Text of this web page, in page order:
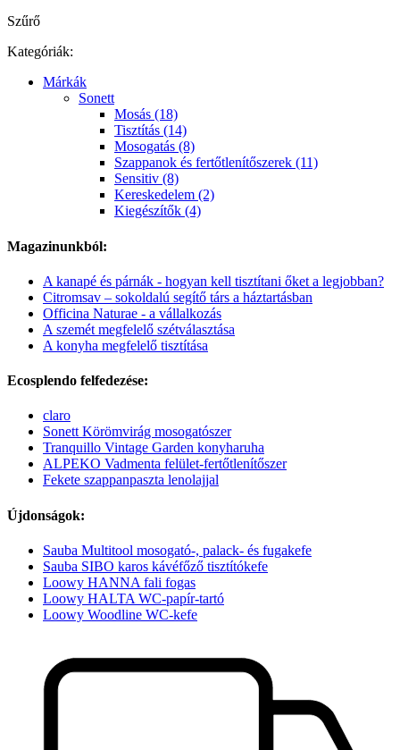
Szűrő
Kategóriák:
Márkák
Sonett
Mosás (18)
Tisztítás (14)
Mosogatás (8)
Szappanok és fertőtlenítőszerek (11)
Sensitiv (8)
Kereskedelem (2)
Kiegészítők (4)
Magazinunkból:
A kanapé és párnák - hogyan kell tisztítani őket a legjobban?
Citromsav – sokoldalú segítő társ a háztartásban
Officina Naturae - a vállalkozás
A szemét megfelelő szétválasztása
A konyha megfelelő tisztítása
Ecosplendo felfedezése:
claro
Sonett Körömvirág mosogatószer
Tranquillo Vintage Garden konyharuha
ALPEKO Vadmenta felület-fertőtlenítőszer
Fekete szappanpaszta lenolajjal
Újdonságok:
Sauba Multitool mosogató-, palack- és fugakefe
Sauba SIBO karos kávéfőző tisztítókefe
Loowy HANNA fali fogas
Loowy HALTA WC-papír-tartó
Loowy Woodline WC-kefe